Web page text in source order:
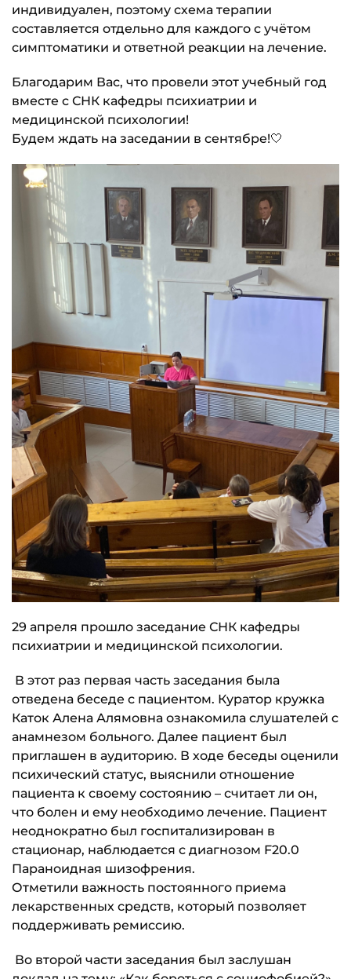
индивидуален, поэтому схема терапии
составляется отдельно для каждого с учётом
симптоматики и ответной реакции на лечение.
Благодарим Вас, что провели этот учебный год
вместе с СНК кафедры психиатрии и
медицинской психологии!
Будем ждать на заседании в сентябре!🤍
29 апреля прошло заседание СНК кафедры
психиатрии и медицинской психологии.
В этот раз первая часть заседания была
отведена беседе с пациентом. Куратор кружка
Каток Алена Алямовна ознакомила слушателей с
анамнезом больного. Далее пациент был
приглашен в аудиторию. В ходе беседы оценили
психический статус, выяснили отношение
пациента к своему состоянию – считает ли он,
что болен и ему необходимо лечение. Пациент
неоднократно был госпитализирован в
стационар, наблюдается с диагнозом F20.0
Параноидная шизофрения.
Отметили важность постоянного приема
лекарственных средств, который позволяет
поддерживать ремиссию.
Во второй части заседания был заслушан